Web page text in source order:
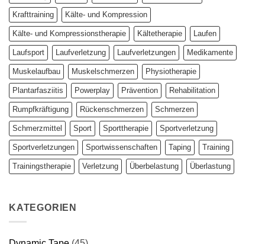
Krafttraining Kälte- und Kompression
Kälte- und Kompressionstherapie Kältetherapie Laufen
Laufsport Laufverletzung Laufverletzungen Medikamente
Muskelaufbau Muskelschmerzen Physiotherapie
Plantarfasziitis Powerplay Prävention Rehabilitation
Rumpfkräftigung Rückenschmerzen Schmerzen
Schmerzmittel Sport Sporttherapie Sportverletzung
Sportverletzungen Sportwissenschaften Taping Training
Trainingstherapie Verletzung Überbelastung Überlastung
KATEGORIEN